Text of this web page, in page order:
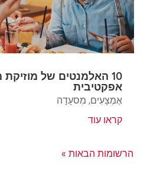
10 האלמנטים של
אפקטיבית
אֶמְצָעִים, מִסעָדָה
קראו עוד
הרשומות הבאות »